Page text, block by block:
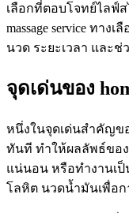
เลือกที่ตอบโจทย์ไลฟ์
massage service ทา
นวด ระยะเวลา และ
จุดเด่นของ
หนึ่งในจุดเด่นสำคัญขอ
ทันที ทำให้ผลลัพธ์ของ
แน่นอน หรือทำงานเป็
โลหิต นวดน้ำมันเพื่อก